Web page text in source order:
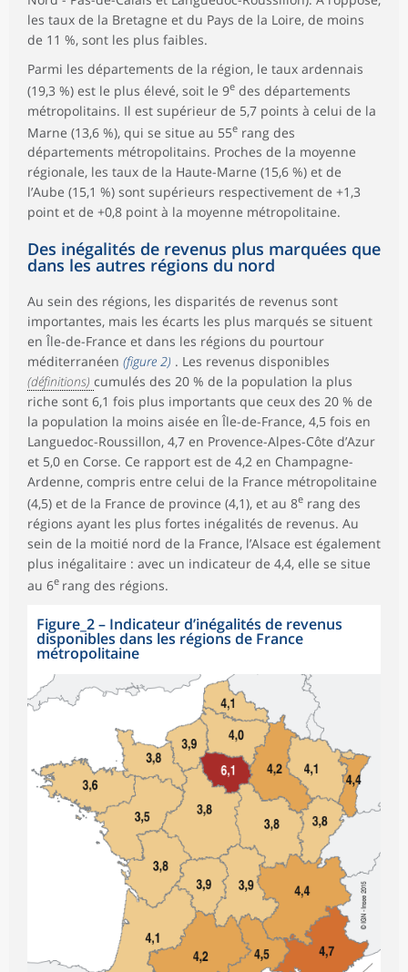
les taux de la Bretagne et du Pays de la Loire, de moins
de 11 %, sont les plus faibles.
Parmi les départements de la région, le taux ardennais
(19,3 %) est le plus élevé, soit le 9e des départements
métropolitains. Il est supérieur de 5,7 points à celui de la
Marne (13,6 %), qui se situe au 55e rang des
départements métropolitains. Proches de la moyenne
régionale, les taux de la Haute-Marne (15,6 %) et de
l’Aube (15,1 %) sont supérieurs respectivement de +1,3
point et de +0,8 point à la moyenne métropolitaine.
Des inégalités de revenus plus marquées que
dans les autres régions du nord
Au sein des régions, les disparités de revenus sont
importantes, mais les écarts les plus marqués se situent
en Île-de-France et dans les régions du pourtour
méditerranéen (figure 2) . Les revenus disponibles
(définitions) cumulés des 20 % de la population la plus
riche sont 6,1 fois plus importants que ceux des 20 % de
la population la moins aisée en Île-de-France, 4,5 fois en
Languedoc-Roussillon, 4,7 en Provence-Alpes-Côte d’Azur
et 5,0 en Corse. Ce rapport est de 4,2 en Champagne-
Ardenne, compris entre celui de la France métropolitaine
(4,5) et de la France de province (4,1), et au 8e rang des
régions ayant les plus fortes inégalités de revenus. Au
sein de la moitié nord de la France, l’Alsace est également
plus inégalitaire : avec un indicateur de 4,4, elle se situe
au 6e rang des régions.
Figure_2– Indicateur d’inégalités de revenus
disponibles dans les régions de France
métropolitaine